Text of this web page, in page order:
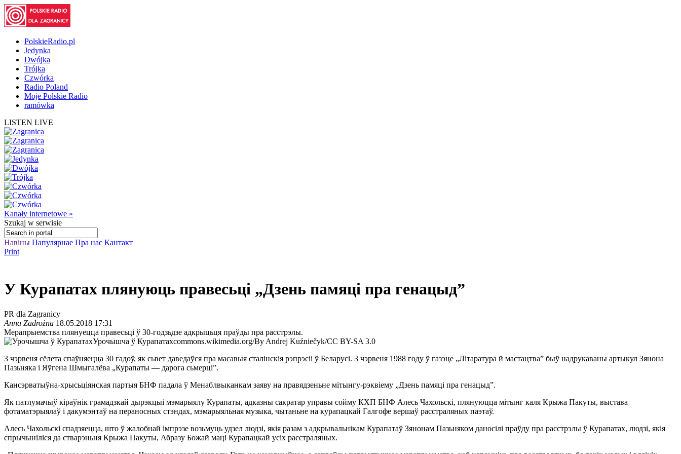
PolskieRadio.pl
Jedynka
Dwójka
Trójka
Czwórka
Radio Poland
Moje Polskie Radio
ramówka
LISTEN LIVE
Kanały internetowe »
Szukaj w serwisie
Навіны Папулярнае Пра нас Кантакт
Print
У Курапатах плянуюць правесьці „Дзень памяці пра генацыд”
PR dla Zagranicy
Anna Zadrożna 18.05.2018 17:31
Мерапрыемства плянуецца правесьці ў 30-годзьдзе адкрыцьця праўды пра расстрэлы.
Урочышча ў Курапатахcommons.wikimedia.org/By Andrej Kuźniečyk/CC BY-SA 3.0
3 чэрвеня сёлета спаўняецца 30 гадоў, як сьвет даведаўся пра масавыя сталінскія рэпрэсіі ў Беларусі. 3 чэрвеня 1988 году ў газэце „Літаратура й мастацтва” быў надрукаваны артыкул Зянона
Пазьняка і Яўгена Шмыгалёва „Курапаты — дарога сьмерці”.
Кансэрватыўна-хрысьціянская партыя БНФ падала ў Менаблвыканкам заяву на правядзеньне мітынгу-рэквіему „Дзень памяці пра генацыд”.
Як патлумачыў кіраўнік грамадзкай дырэкцыі мэмарыялу Курапаты, адказны сакратар управы сойму КХП БНФ Алесь Чахольскі, плянуюцца мітынг каля Крыжа Пакуты, выстава
фотаматэрыялаў і дакумэнтаў на пераносных стэндах, мэмарыяльная музыка, чытаньне на курапацкай Галгофе вершаў расстраляных паэтаў.
Алесь Чахольскі спадзяецца, што ў жалобнай імпрэзе возьмуць удзел людзі, якія разам з адкрывальнікам Курапатаў Зянонам Пазьняком даносілі праўду пра расстрэлы ў Курапатах, людзі, якія
спрычыніліся да стварэньня Крыжа Пакуты, Абразу Божай маці Курапацкай усіх расстраляных.